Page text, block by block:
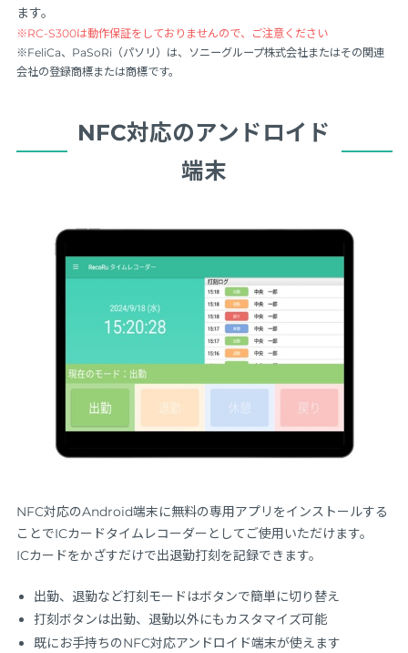
ます。
※RC-S300は動作保証をしておりませんので、ご注意ください
※FeliCa、PaSoRi（パソリ）は、ソニーグループ株式会社またはその関連
会社の登録商標または商標です。
NFC対応のアンドロイド
端末
NFC対応のAndroid端末に無料の専用アプリをインストールする
ことでICカードタイムレコーダーとしてご使用いただけます。
ICカードをかざすだけで出退勤打刻を記録できます。
出勤、退勤など打刻モードはボタンで簡単に切り替え
打刻ボタンは出勤、退勤以外にもカスタマイズ可能
既にお手持ちのNFC対応アンドロイド端末が使えます